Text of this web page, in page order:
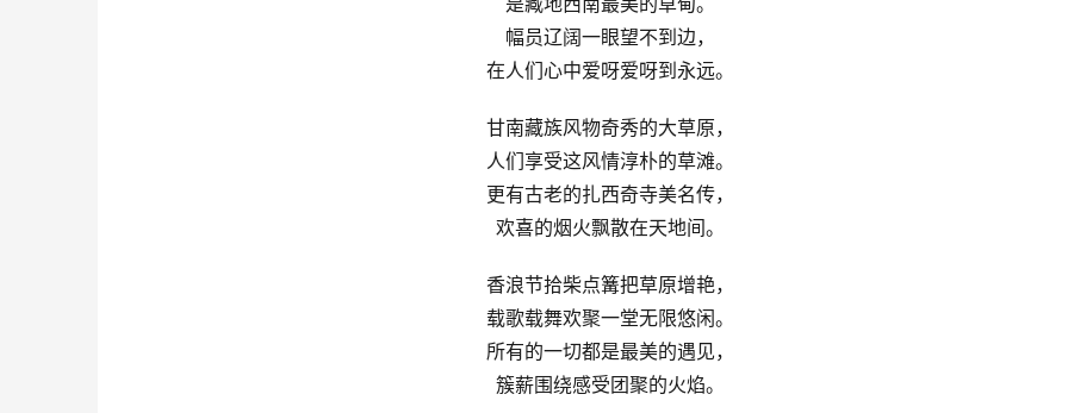
幅员辽阔一眼望不到边，
在人们心中爱呀爱呀到永远。
甘南藏族风物奇秀的大草原，
人们享受这风情淳朴的草滩。
更有古老的扎西奇寺美名传，
欢喜的烟火飘散在天地间。
香浪节拾柴点篝把草原增艳，
载歌载舞欢聚一堂无限悠闲。
所有的一切都是最美的遇见，
簇薪围绕感受团聚的火焰。